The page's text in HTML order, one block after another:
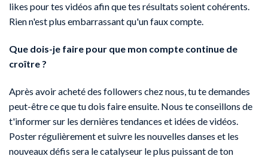
likes pour tes vidéos afin que tes résultats soient cohérents.
Rien n'est plus embarrassant qu'un faux compte.
Que dois-je faire pour que mon compte continue de
croître ?
Après avoir acheté des followers chez nous, tu te demandes
peut-être ce que tu dois faire ensuite. Nous te conseillons de
t'informer sur les dernières tendances et idées de vidéos.
Poster régulièrement et suivre les nouvelles danses et les
nouveaux défis sera le catalyseur le plus puissant de ton